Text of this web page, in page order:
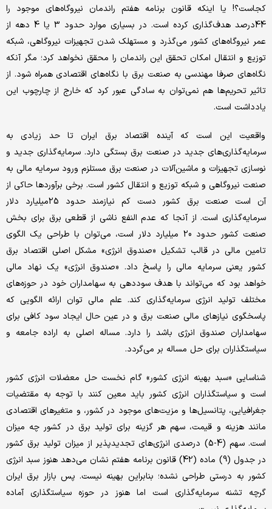
کجاست؟! یا اینکه قانون برنامه هفتم راندمان نیروگاه‌های موجود را
44درصد هدف‌گذاری کرده است. در بسیاری موارد حدود 3 یا 4 دهه از
عمر نیروگاه‌های کشور می‌‌‌گذرد و مستهلک شدن تجهیزات نیروگاهی، شبکه
توزیع و انتقال امکان تحقق این راندمان را محقق نخواهد کرد؛ مگر آنکه
نگاه‌‌‌های صرفا مهندسی به صنعت برق با نگاه‌‌‌های اقتصادی همراه شود. از
تاثیر تحریم‌‌‌ها هم نمی‌توان به سادگی عبور کرد که خارج از چارچوب این
یادداشت است.
واقعیت این است که آینده اقتصاد برق ایران تا حد زیادی به
سرمایه‌‌‌گذاری‌‌‌های جدید در صنعت برق بستگی دارد. سرمایه‌‌‌گذاری جدید و
نوسازی تجهیزات و ماشین‌آلات در صنعت برق مستلزم ورود سرمایه مالی به
صنعت نیروگاهی و شبکه توزیع و انتقال کشور است. برخی برآوردها حاکی از
آن است صنعت برق کشور دست کم نیازمند حدود 25میلیارد دلار
سرمایه‌‌‌گذاری است. از آنجا که عدم النفع ناشی از قطعی برق برای بخش
صنعت کشور حدود 20 میلیارد دلار است، می‌توان با طراحی یک الگوی
تامین مالی در قالب تشکیل «صندوق انرژی» مشکل اصلی اقتصاد برق
کشور یعنی سرمایه مالی را پاسخ داد. «صندوق انرژی» یک نهاد مالی
خواهد بود که می‌تواند با هدف سوددهی به سهامداران خود در حوزه‌‌‌های
مختلف تولید انرژی سرمایه‌‌‌گذاری کند. علم مالی توان ارائه الگویی که
پاسخگوی نیازهای مالی صنعت برق و در عین حال ایجاد سود کافی برای
سهامداران صندوق انرژی باشد را دارد. مساله اصلی به اراده جامعه و
سیاستگذاران برای حل مساله بر می‌‌‌گردد.
شناسایی «سبد بهینه انرژی کشور» گام نخست حل معضلات انرژی کشور
است و سیاستگذاران انرژی کشور باید معین کنند با توجه به مقتضیات
جغرافیایی، پتانسیل‌‌‌ها و مزیت‌‌‌های موجود در کشور، و متغیرهای اقتصادی
مانند هزینه و قیمت، سهم هر گزینه برای تولید برق در کشور چه میزان
است. سهم (4-5) درصدی انرژی‌‌‌های تجدیدپذیر از میزان تولید برق کشور
در جدول (9) ماده (42) قانون برنامه هفتم نشان می‌دهد هنوز سبد انرژی
کشور به درستی طراحی نشده؛ بنابراین بهینه نیست. پس بازار برق ایران
گرچه تشنه سرمایه‌‌‌گذاری است اما هنوز در حوزه سیاستگذاری آماده